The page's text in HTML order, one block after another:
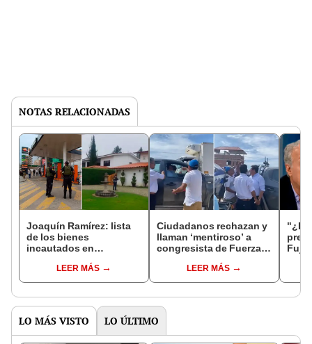
NOTAS RELACIONADAS
Joaquín Ramírez: lista
de los bienes
incautados en
exsecretario de Fuerza
Popular en regiones
LEER MÁS
Ciudadanos rechazan y
llaman ‘mentiroso’ a
congresista de Fuerza
LEER MÁS
LO MÁS VISTO LO ÚLTIMO